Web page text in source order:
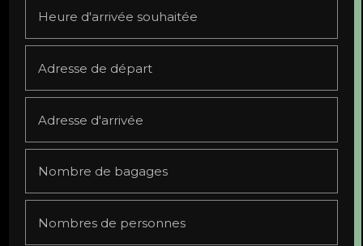
Heure d'arrivée souhaitée
Adresse de départ
Adresse d'arrivée
Nombre de bagages
Nombres de personnes